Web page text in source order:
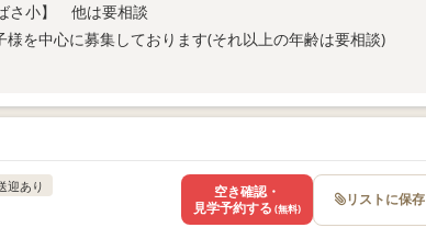
小・つばさ小】 他は要相談
を中心に募集しております(それ以上の年齢は要相談)
迎あり
空き確認・
見学予約する (無料) リストに保存